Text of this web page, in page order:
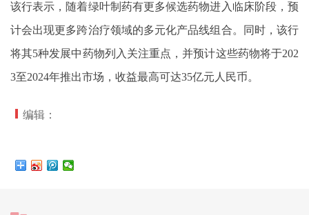
该行表示，随着绿叶制药有更多候选药物进入临床阶段，预
计会出现更多跨治疗领域的多元化产品线组合。同时，该行
将其5种发展中药物列入关注重点，并预计这些药物将于202
3至2024年推出市场，收益最高可达35亿元人民币。
编辑：